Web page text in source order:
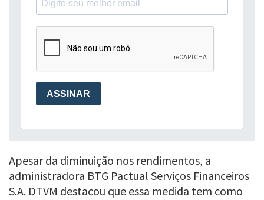
Apesar da diminuição nos rendimentos, a
administradora BTG Pactual Serviços Financeiros
S.A. DTVM destacou que essa medida tem como